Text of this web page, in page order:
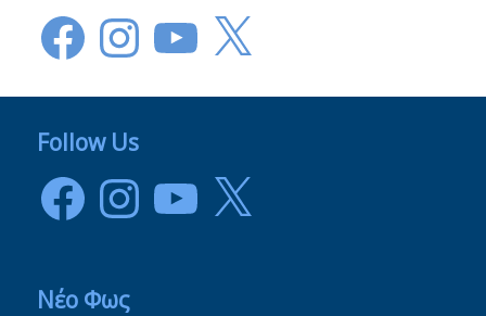
FacebookInstagramYouTube
X
Follow Us
FacebookInstagramYouTube
X
Νέο Φως